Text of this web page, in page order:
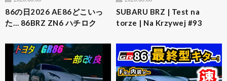
86の日2026 AE86どこいっ
た… 86BRZ ZN6 ハチロク
SUBARU BRZ | Test na
torze | Na Krzywej #93